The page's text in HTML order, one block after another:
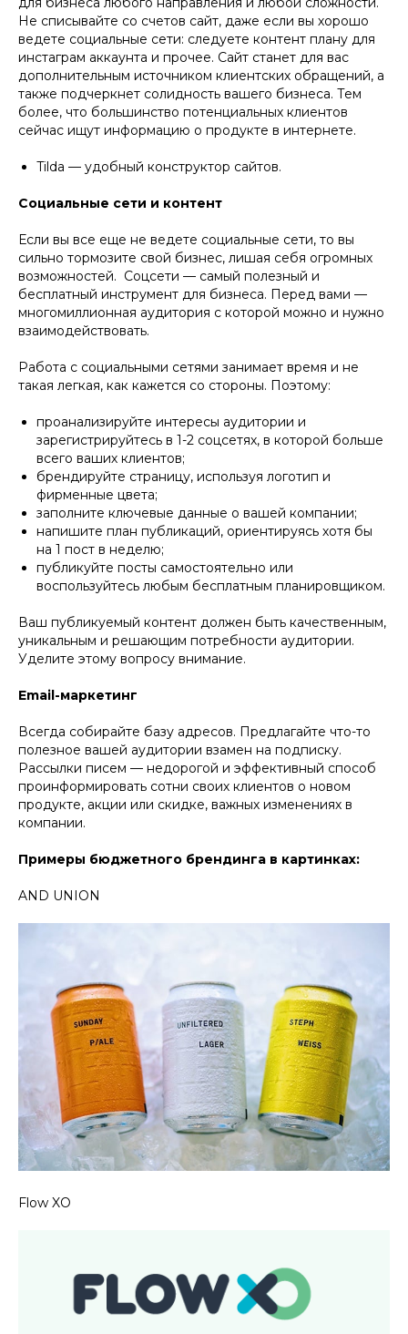
Не списывайте со счетов сайт, даже если вы хорошо
ведете социальные сети: следуете контент плану для
инстаграм аккаунта и прочее. Сайт станет для вас
дополнительным источником клиентских обращений, а
также подчеркнет солидность вашего бизнеса. Тем
более, что большинство потенциальных клиентов
сейчас ищут информацию о продукте в интернете.
Tilda — удобный конструктор сайтов.
Социальные сети и контент
Если вы все еще не ведете социальные сети, то вы
сильно тормозите свой бизнес, лишая себя огромных
возможностей. Соцсети — самый полезный и
бесплатный инструмент для бизнеса. Перед вами —
многомиллионная аудитория с которой можно и нужно
взаимодействовать.
Работа с социальными сетями занимает время и не
такая легкая, как кажется со стороны. Поэтому:
проанализируйте интересы аудитории и
зарегистрируйтесь в 1-2 соцсетях, в которой больше
всего ваших клиентов;
брендируйте страницу, используя логотип и
фирменные цвета;
заполните ключевые данные о вашей компании;
напишите план публикаций, ориентируясь хотя бы
на 1 пост в неделю;
публикуйте посты самостоятельно или
воспользуйтесь любым бесплатным планировщиком.
Ваш публикуемый контент должен быть качественным,
уникальным и решающим потребности аудитории.
Уделите этому вопросу внимание.
Email-маркетинг
Всегда собирайте базу адресов. Предлагайте что-то
полезное вашей аудитории взамен на подписку.
Рассылки писем — недорогой и эффективный способ
проинформировать сотни своих клиентов о новом
продукте, акции или скидке, важных изменениях в
компании.
Примеры бюджетного брендинга в картинках:
AND UNION
Flow XO